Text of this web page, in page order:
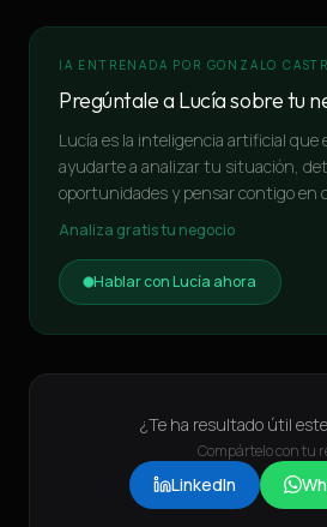
IA ENTRENADA POR GONZALO
Pregúntale a Lucía sobre tu
Lucía es la inteligencia artificial que
ayudarte a analizar tu situación,
oportunidades y pensar contigo en
Analiza gratis tu negocio
Hablar con Lucía ahora
¿Te ha resultado útil
Compártelo con tu
LinkedIn